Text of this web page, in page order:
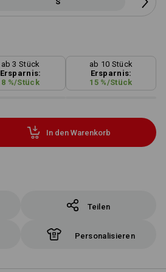
ab 3 Stück
Ersparnis:
8 %/Stück
ab 10 Stück
Ersparnis:
15 %/Stück
In den Warenkorb
Teilen
Personalisieren